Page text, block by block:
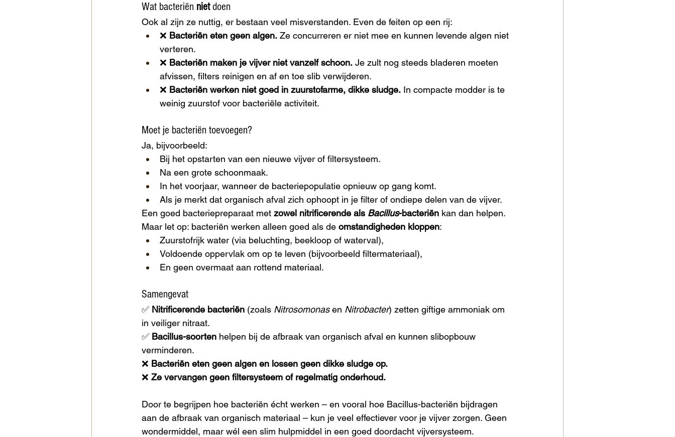
Wat bacteriën niet doen
Ook al zijn ze nuttig, er bestaan veel misverstanden. Even de feiten op een rij:
❌ Bacteriën eten geen algen. Ze concurreren er niet mee en kunnen levende algen niet
verteren.
❌ Bacteriën maken je vijver niet vanzelf schoon. Je zult nog steeds bladeren moeten
afvissen, filters reinigen en af en toe slib verwijderen.
❌ Bacteriën werken niet goed in zuurstofarme, dikke sludge. In compacte modder is te
weinig zuurstof voor bacteriële activiteit.
Moet je bacteriën toevoegen?
Ja, bijvoorbeeld:
Bij het opstarten van een nieuwe vijver of filtersysteem.
Na een grote schoonmaak.
In het voorjaar, wanneer de bacteriepopulatie opnieuw op gang komt.
Als je merkt dat organisch afval zich ophoopt in je filter of ondiepe delen van de vijver.
Een goed bacteriepreparaat met zowel nitrificerende als Bacillus-bacteriën kan dan helpen.
Maar let op: bacteriën werken alleen goed als de omstandigheden kloppen:
Zuurstofrijk water (via beluchting, beekloop of waterval),
Voldoende oppervlak om op te leven (bijvoorbeeld filtermateriaal),
En geen overmaat aan rottend materiaal.
Samengevat
✅ Nitrificerende bacteriën (zoals Nitrosomonas en Nitrobacter) zetten giftige ammoniak om
in veiliger nitraat.
✅ Bacillus-soorten helpen bij de afbraak van organisch afval en kunnen slibopbouw
verminderen.
❌ Bacteriën eten geen algen en lossen geen dikke sludge op.
❌ Ze vervangen geen filtersysteem of regelmatig onderhoud.
Door te begrijpen hoe bacteriën écht werken – en vooral hoe Bacillus-bacteriën bijdragen
aan de afbraak van organisch materiaal – kun je veel effectiever voor je vijver zorgen. Geen
wondermiddel, maar wél een slim hulpmiddel in een goed doordacht vijversysteem.